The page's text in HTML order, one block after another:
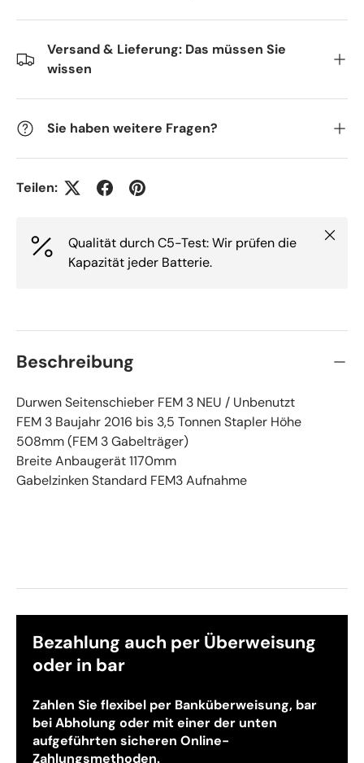
Versand & Lieferung: Das müssen Sie
wissen
Sie haben weitere Fragen?
Teilen:
Qualität durch C5-Test: Wir prüfen die
Kapazität jeder Batterie.
Beschreibung
Durwen Seitenschieber FEM 3 NEU / Unbenutzt
FEM 3 Baujahr 2016 bis 3,5 Tonnen Stapler Höhe
508mm (FEM 3 Gabelträger)
Breite Anbaugerät 1170mm
Gabelzinken Standard FEM3 Aufnahme
Bezahlung auch per Überweisung
oder in bar
Zahlen Sie flexibel per Banküberweisung, bar
bei Abholung oder mit einer der unten
aufgeführten sicheren Online-
Zahlungsmethoden.